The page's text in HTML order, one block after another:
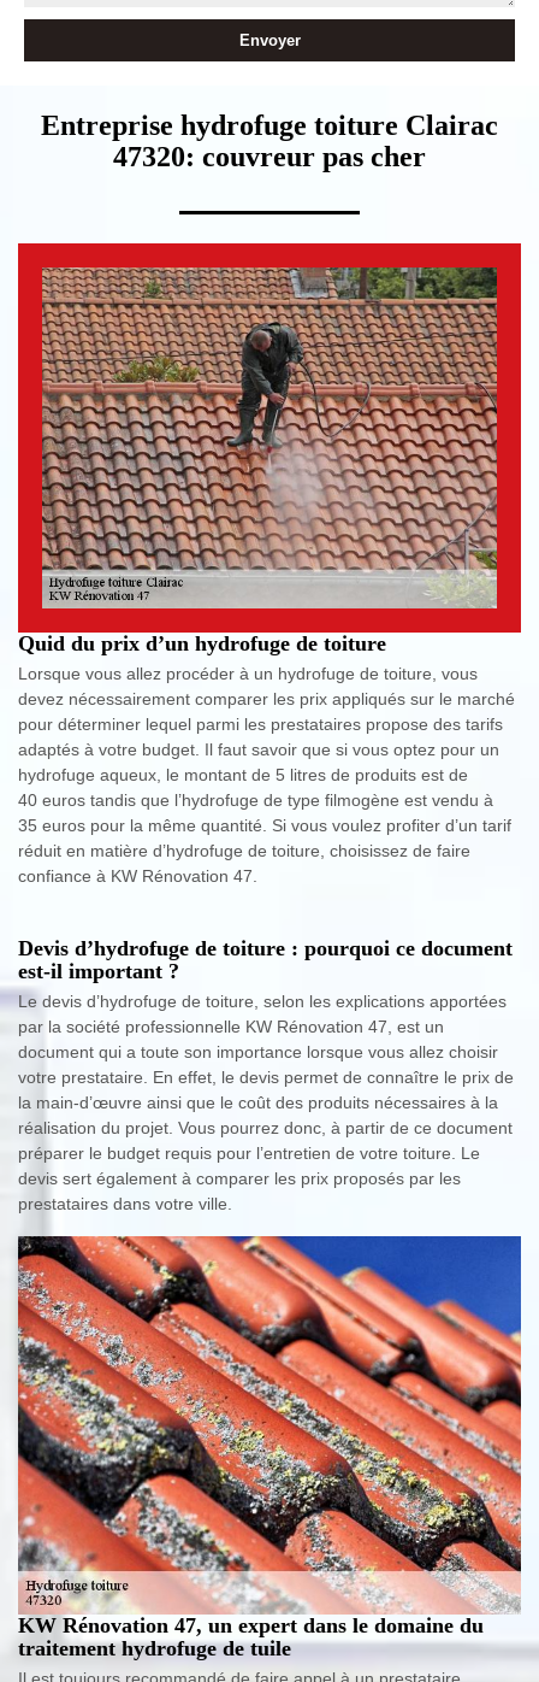
Entreprise hydrofuge toiture Clairac
47320: couvreur pas cher
Quid du prix d’un hydrofuge de toiture
Lorsque vous allez procéder à un hydrofuge de toiture, vous
devez nécessairement comparer les prix appliqués sur le marché
pour déterminer lequel parmi les prestataires propose des tarifs
adaptés à votre budget. Il faut savoir que si vous optez pour un
hydrofuge aqueux, le montant de 5 litres de produits est de
40 euros tandis que l’hydrofuge de type filmogène est vendu à
35 euros pour la même quantité. Si vous voulez profiter d’un tarif
réduit en matière d’hydrofuge de toiture, choisissez de faire
confiance à KW Rénovation 47.
Devis d’hydrofuge de toiture : pourquoi ce document
est-il important ?
Le devis d’hydrofuge de toiture, selon les explications apportées
par la société professionnelle KW Rénovation 47, est un
document qui a toute son importance lorsque vous allez choisir
votre prestataire. En effet, le devis permet de connaître le prix de
la main-d’œuvre ainsi que le coût des produits nécessaires à la
réalisation du projet. Vous pourrez donc, à partir de ce document
préparer le budget requis pour l’entretien de votre toiture. Le
devis sert également à comparer les prix proposés par les
prestataires dans votre ville.
KW Rénovation 47, un expert dans le domaine du
traitement hydrofuge de tuile